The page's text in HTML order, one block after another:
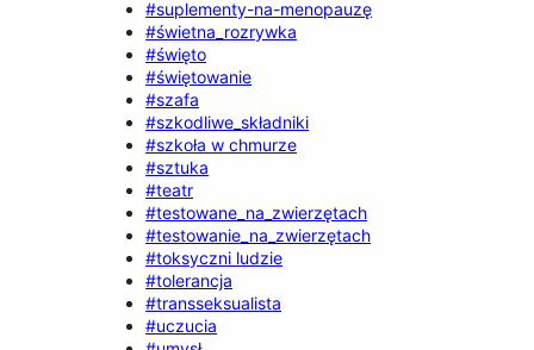
#suplementy-na-menopauzę
#świetna_rozrywka
#święto
#świętowanie
#szafa
#szkodliwe_składniki
#szkoła w chmurze
#sztuka
#teatr
#testowane_na_zwierzętach
#testowanie_na_zwierzętach
#toksyczni ludzie
#tolerancja
#transseksualista
#uczucia